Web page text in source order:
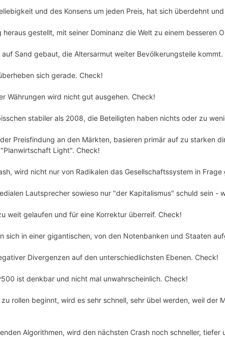
und des Konsens um jeden Preis, hat sich überdehnt
gestellt, mit seiner Dominanz die Welt zu einem besseren
Sand gebaut, die Altersarmut weiter Bevölkerungsteile kommt.
sich gerade. Check!
Währungen wird nicht gut ausgehen. Check!
stabiler als 2008, die Beteiligten haben nichts oder zu
Preisfindung an den Märkten, basieren primär auf zu starken
Light". Check!
wird nicht nur von Radikalen das Gesellschaftssystem in
Lautsprecher sowieso nur "der Kapitalismus" schuld sein -
weit gelaufen und für eine Korrektur überreif. Check!
sich in einer gigantischen, von den Notenbanken und Staaten
Divergenzen auf den unterschiedlichsten Ebenen. Check!
ist denkbar und nicht mal unwahrscheinlich. Check!
rollen beginnt, wird es sehr schnell, sehr übel werden, weil der
Algorithmen, wird den nächsten Crash noch schneller, tiefer